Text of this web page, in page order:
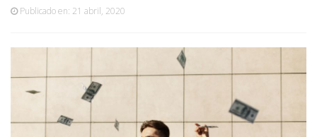
Publicado en: 21 abril, 2020